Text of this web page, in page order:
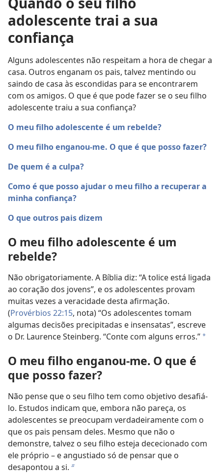
adolescente trai a sua
confiança
Alguns adolescentes não respeitam a hora de chegar a
casa. Outros enganam os pais, talvez mentindo ou
saindo de casa às escondidas para se encontrarem
com os amigos. O que é que pode fazer se o seu filho
adolescente traiu a sua confiança?
O meu filho adolescente é um rebelde?
O meu filho enganou-me. O que é que posso fazer?
De quem é a culpa?
Como é que posso ajudar o meu filho a recuperar a
minha confiança?
O que outros pais dizem
O meu filho adolescente é um
rebelde?
Não obrigatoriamente. A Bíblia diz: “A tolice está ligada
ao coração dos jovens”, e os adolescentes provam
muitas vezes a veracidade desta afirmação.
(Provérbios 22:15, nota) “Os adolescentes tomam
algumas decisões precipitadas e insensatas”, escreve
o Dr. Laurence Steinberg. “Conte com alguns erros.” a
O meu filho enganou-me. O que é
que posso fazer?
Não pense que o seu filho tem como objetivo desafiá-
lo. Estudos indicam que, embora não pareça, os
adolescentes se preocupam verdadeiramente com o
que os pais pensam deles. Mesmo que não o
demonstre, talvez o seu filho esteja dececionado com
ele próprio – e angustiado só de pensar que o
desapontou a si. b